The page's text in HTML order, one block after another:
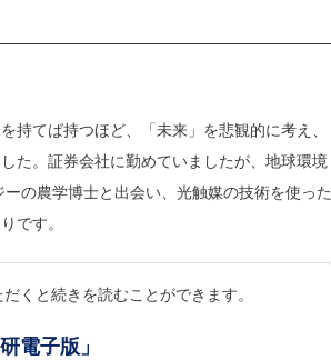
てば持つほど、「未来」を悲観的に考え、
た。証券会社に勤めていましたが、地球環境
の農学博士と出会い、光触媒の技術を使った
です。
くと続きを読むことができます。
電子版」